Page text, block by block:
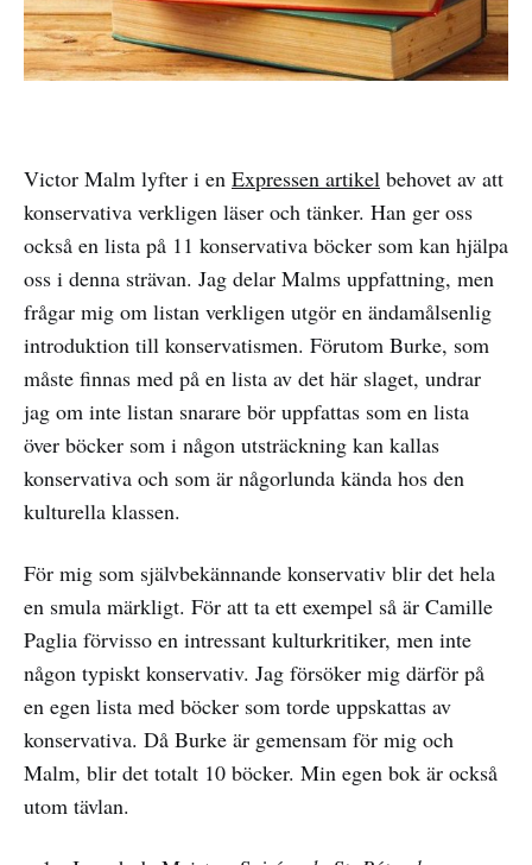
Victor Malm lyfter i en Expressen artikel behovet av att
konservativa verkligen läser och tänker. Han ger oss
också en lista på 11 konservativa böcker som kan hjälpa
oss i denna strävan. Jag delar Malms uppfattning, men
frågar mig om listan verkligen utgör en ändamålsenlig
introduktion till konservatismen. Förutom Burke, som
måste finnas med på en lista av det här slaget, undrar
jag om inte listan snarare bör uppfattas som en lista
över böcker som i någon utsträckning kan kallas
konservativa och som är någorlunda kända hos den
kulturella klassen.
För mig som självbekännande konservativ blir det hela
en smula märkligt. För att ta ett exempel så är Camille
Paglia förvisso en intressant kulturkritiker, men inte
någon typiskt konservativ. Jag försöker mig därför på
en egen lista med böcker som torde uppskattas av
konservativa. Då Burke är gemensam för mig och
Malm, blir det totalt 10 böcker. Min egen bok är också
utom tävlan.